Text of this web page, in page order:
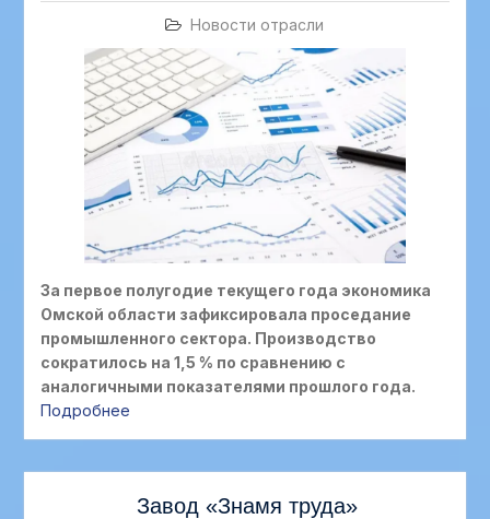
Новости отрасли
За первое полугодие текущего года экономика
Омской области зафиксировала проседание
промышленного сектора. Производство
сократилось на 1,5 % по сравнению с
аналогичными показателями прошлого года.
Подробнее
Завод «Знамя труда»